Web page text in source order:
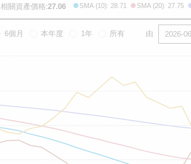
相關資產價格:27.06 SMA (10): 28.71 SMA (20): 27.75
6個月 本年度 1年 所有 由